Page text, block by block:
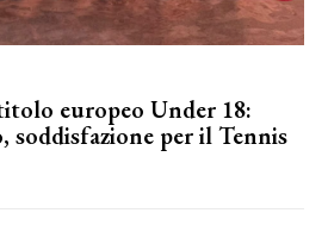
europeo Under 18:
soddisfazione per il Tennis